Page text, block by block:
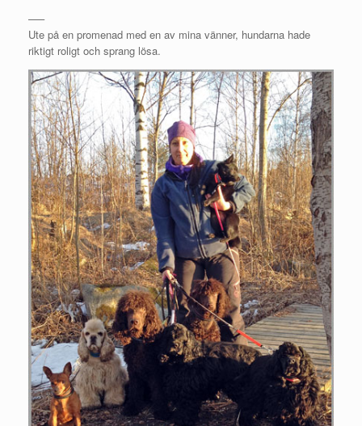
—–
Ute på en promenad med en av mina vänner, hundarna hade
riktigt roligt och sprang lösa.